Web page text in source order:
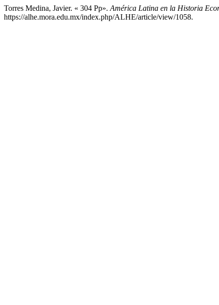
Torres Medina, Javier. « 304 Pp». América Latina en la Historia
https://alhe.mora.edu.mx/index.php/ALHE/article/view/1058.